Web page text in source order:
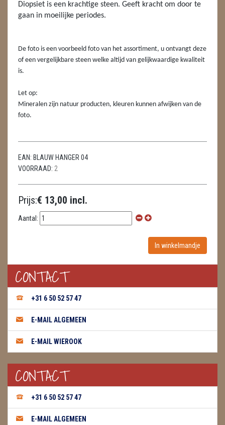
LAMPEN
RUWE STENEN
SCHEDELS / SKULLS
SELENIET
TELEFOON KOORDEN
THEELICHTEN
VLINDERS
ZAKJES WATER ELIXERS
Diopsiet is een krachtige steen. Geeft kracht om door te
gaan in moeilijke periodes.
De foto is een voorbeeld foto van het assortiment, u ontvangt deze
of een vergelijkbare steen welke altijd van gelijkwaardige kwaliteit
is.
Let op:
Mineralen zijn natuur producten, kleuren kunnen afwijken van de
foto.
EAN: BLAUW HANGER 04
VOORRAAD: 2
Prijs:€ 13,00 incl.
Aantal:
CONTACT
+31 6 50 52 57 47
E-MAIL ALGEMEEN
E-MAIL WIEROOK
CONTACT
+31 6 50 52 57 47
E-MAIL ALGEMEEN